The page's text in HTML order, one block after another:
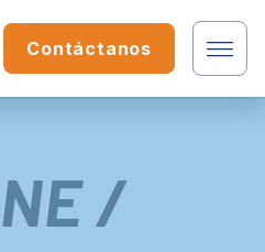
Contáctanos
¿Profesional?
/